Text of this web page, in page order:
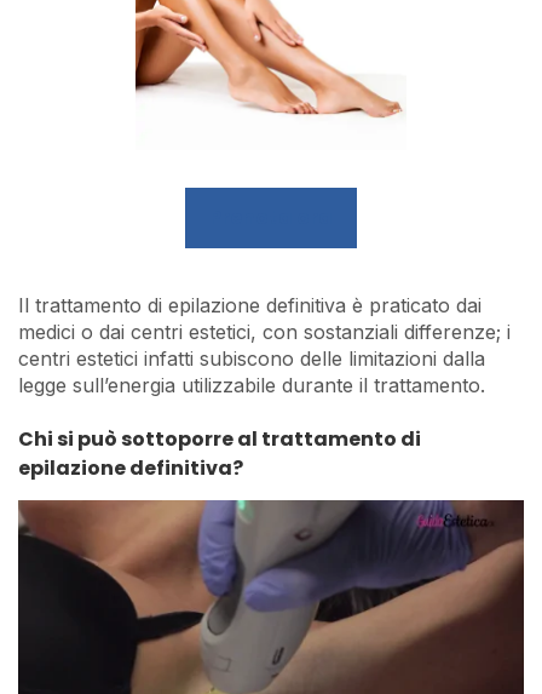
Il trattamento di epilazione definitiva è praticato dai
medici o dai centri estetici, con sostanziali differenze; i
centri estetici infatti subiscono delle limitazioni dalla
legge sull’energia utilizzabile durante il trattamento.
Chi si può sottoporre al trattamento di
epilazione definitiva?